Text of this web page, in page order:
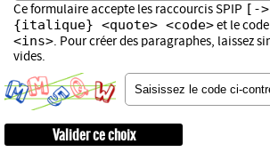
Ce formulaire accepte les raccourcis SPIP [-
{italique} <quote> <code>et le
<ins>. Pour créer des paragraphes, laissez
vides.